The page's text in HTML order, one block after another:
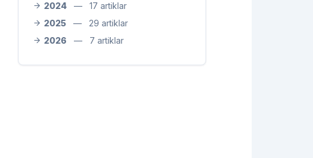
2024
—
17 artiklar
2025
—
29 artiklar
2026
— 7 artiklar